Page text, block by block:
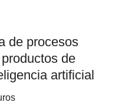
de procesos
de
artificial